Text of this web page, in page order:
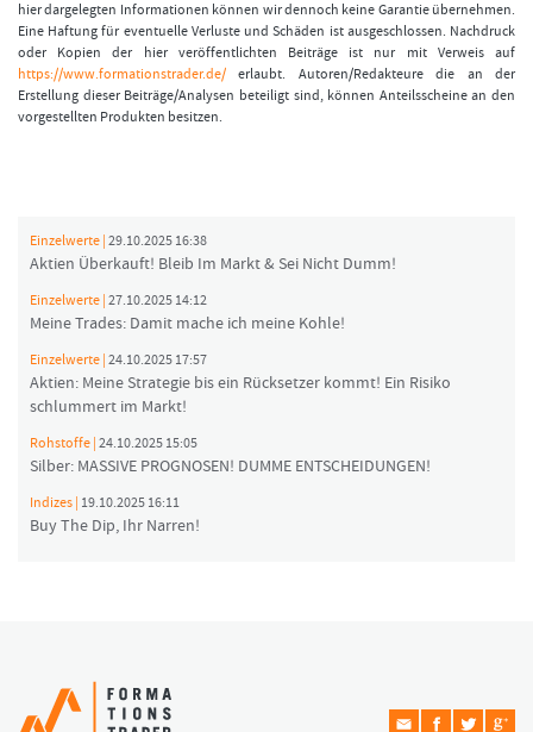
hier dargelegten Informationen können wir dennoch keine Garantie übernehmen.
Eine Haftung für eventuelle Verluste und Schäden ist ausgeschlossen. Nachdruck
oder Kopien der hier veröffentlichten Beiträge ist nur mit Verweis auf
https://www.formationstrader.de/ erlaubt. Autoren/Redakteure die an der
Erstellung dieser Beiträge/Analysen beteiligt sind, können Anteilsscheine an den
vorgestellten Produkten besitzen.
Einzelwerte | 29.10.2025 16:38
Aktien Überkauft! Bleib Im Markt & Sei Nicht Dumm!
Einzelwerte | 27.10.2025 14:12
Meine Trades: Damit mache ich meine Kohle!
Einzelwerte | 24.10.2025 17:57
Aktien: Meine Strategie bis ein Rücksetzer kommt! Ein Risiko
schlummert im Markt!
Rohstoffe | 24.10.2025 15:05
Silber: MASSIVE PROGNOSEN! DUMME ENTSCHEIDUNGEN!
Indizes | 19.10.2025 16:11
Buy The Dip, Ihr Narren!